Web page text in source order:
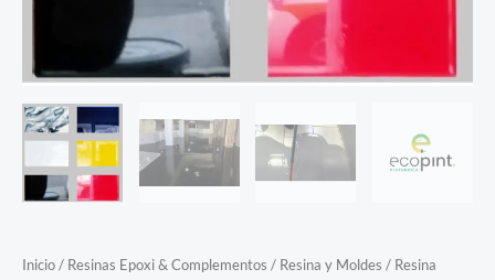
Inicio/ Resinas Epoxi & Complementos / Resina y Moldes / Resina